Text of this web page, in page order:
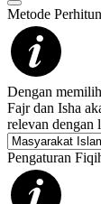
Metode
Dengan
Fajr dan Isha
relevan dengan
Pengaturan